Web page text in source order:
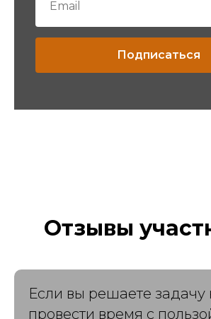
Подписаться
Отзывы
Если вы решаете задачу
провести время с